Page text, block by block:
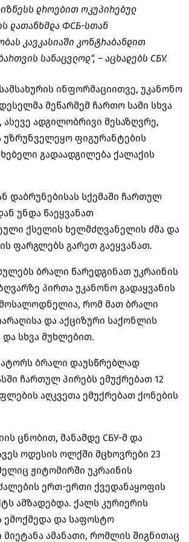
დროებით ოკუპირებულ
დათანხმდა ФСБ-სთან
კავკასიაში კონტრაბანდით
სანაცვლოდ“, – აცხადებს СБУ.
ინფორმაციითვე, უკანონო
მეწარმემ ჩართო სამი სხვა
ადგილობრივი მესაზღვრე,
ფიგურანტების
გადაადგილება ქალაქის
დაბრუნებისას სქემაში ჩართულ
უნდა წაეყვანათ
ქსელის ხელმძღვანელის ძმა და
ფარგლებს გარეთ გაეყვანათ.
ბრალი წარედგინათ უკრაინის
პირთა უკანონო გადაყვანის
მოსალოდნელია, რომ მათ ბრალი
და აქციზური საქონლის
სხვა მუხლებით.
ბრალი დაუსწრებლად
ჩართულ პირებს ემუქრებათ 12
აღკვეთა ემუქრებათ ქონების
ცნობით, მანამდე СБУ-მ და
ოდესის ოლქში მცხოვრები 23
ჟიტომირში უკრაინის
ერთ-ერთი ქვედანაყოფის
ამზადებდა. ქალს კურიერის
ემოქმედა და საფოსტო
ამანათი, რომლის შიგნითაც